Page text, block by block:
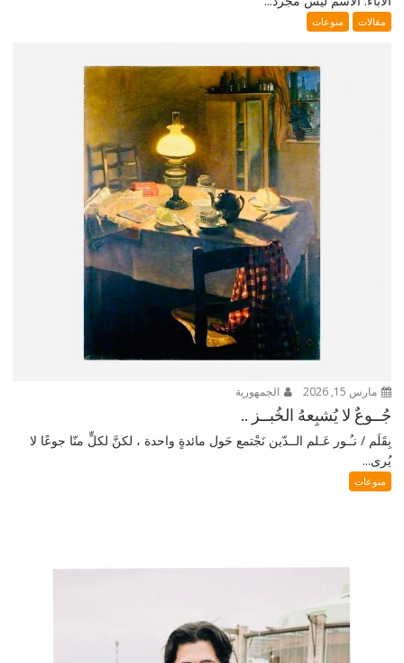
مقالات منوعات
مارس 15, 2026 الجمهورية
جُــوعٌ لا يُشبِعهُ الخُبــز ..
بِقَلَم / نـُـور عَـلم الــدّين نَجْتمع حَول مائدةٍ واحدة ، لكنَّ لكلٍّ منّا جوعًا لا
يُرى...
منوعات